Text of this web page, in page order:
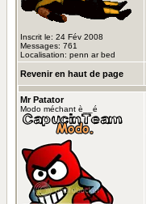
Inscrit le: 24 Fév 2008
Messages: 761
Localisation: penn ar bed
Revenir en haut de page
Mr Patator
Modo méchant è__é